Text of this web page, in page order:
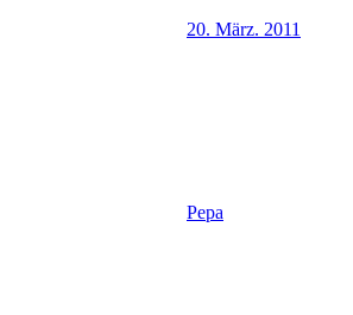
20. März. 2011
Pepa